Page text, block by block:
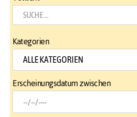
Kategorien
Erscheinungsdatum zwischen